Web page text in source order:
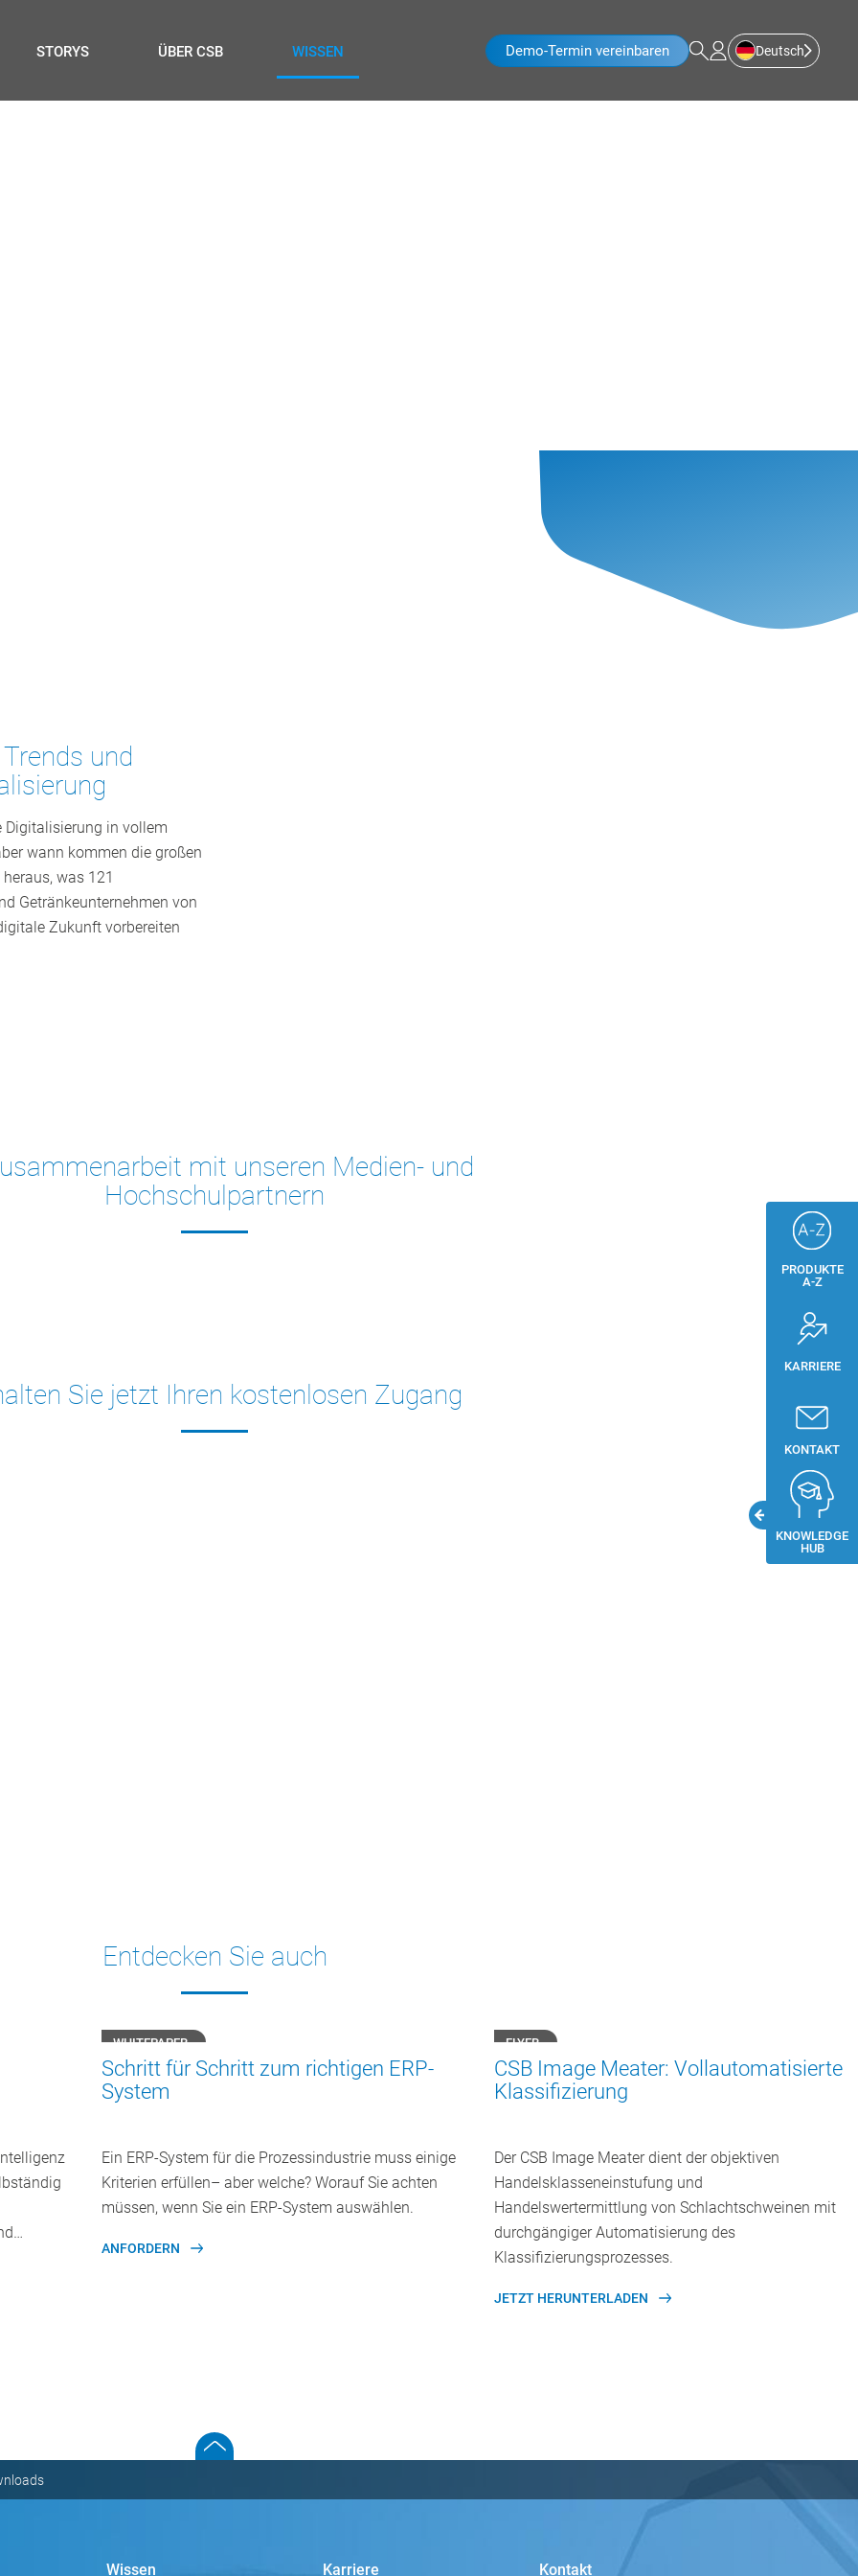
STORYS ÜBER CSB WISSEN Demo-Termin vereinbaren Deutsch
PRODUKTE
A-Z
KARRIERE
KONTAKT
KNOWLEDGE
HUB
und
Digitalisierung in vollem
wann kommen die großen
was 121
Getränkeunternehmen von
Zukunft vorbereiten
mit unseren Medien- und
Hochschulpartnern
Sie jetzt Ihren kostenlosen Zugang
Entdecken Sie auch
WHITEPAPER
Schritt für Schritt zum richtigen ERP-
System
Ein ERP-System für die Prozessindustrie muss einige
Kriterien erfüllen– aber welche? Worauf Sie achten
müssen, wenn Sie ein ERP-System auswählen.
ANFORDERN
FLYER
CSB Image Meater: Vollautomatisierte
Klassifizierung
Der CSB Image Meater dient der objektiven
Handelsklasseneinstufung und
Handelswertermittlung von Schlachtschweinen mit
durchgängiger Automatisierung des
Klassifizierungsprozesses.
JETZT HERUNTERLADEN
Wissen Karriere Kontakt